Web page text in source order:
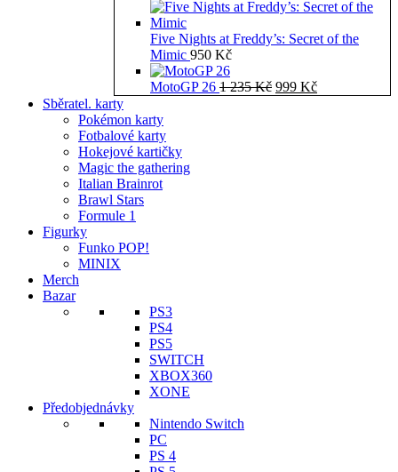
Five Nights at Freddy’s: Secret of the
Mimic 950 Kč
MotoGP 26 1 235Kč Původní
999 KčAktuální
Sběratel. karty
Pokémon karty
Fotbalové karty
Hokejové kartičky
Magic the gathering
Italian Brainrot
Brawl Stars
Formule 1
Figurky
Funko POP!
MINIX
Merch
Bazar
PS3
PS4
PS5
SWITCH
XBOX360
XONE
Předobjednávky
Nintendo Switch
PC
PS 4